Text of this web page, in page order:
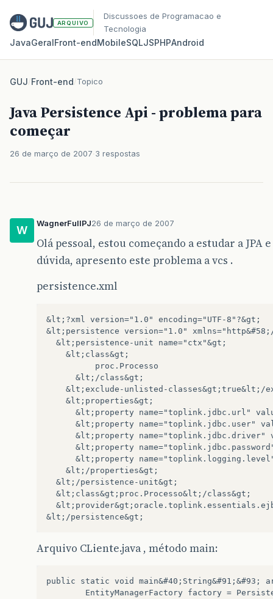
ARQUIVO
Discussoes de Programacao e
Tecnologia
JavaGeralFront‑endMobileSQLJSPHPAndroid
GUJ/Front-end/Topico
Java Persistence Api - problema para
começar
26 de março de 2007 3 respostas
W
WagnerFullPJ26 de março de 2007
Olá pessoal, estou começando a estudar a
dúvida, apresento este problema a vcs .
persistence.xml
&lt;?xml version="1.0" encoding="UTF-8"?&gt;
&lt;persistence version="1.0"
  &lt;persistence-unit name="ctx"&gt;
    &lt;class&gt;
          proc.Processo
      &lt;/class&gt;
&lt;exclude-unlisted-classes&gt;true&lt;/
    &lt;properties&gt;
&lt;property name="toplink.jdbc.url"
&lt;property name="toplink.jdbc.user"
&lt;property name="toplink.jdbc.driver"
&lt;property
&lt;property
    &lt;/properties&gt;
  &lt;/persistence-unit&gt;
  &lt;class&gt;proc.Processo&lt;/class&gt;
Arquivo CLiente.java , método main:
public static void
EntityManagerFactory factory =